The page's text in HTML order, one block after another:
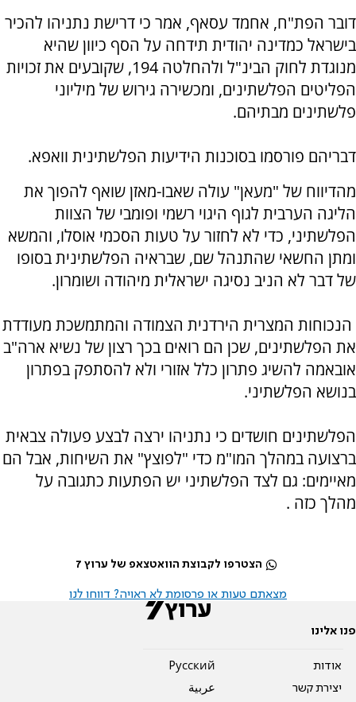
דובר הפת"ח, אחמד עסאף, אמר כי דרישת נתניהו להכיר
בישראל כמדינה יהודית תידחה על הסף כיוון שהיא
מנוגדת לחוק הבינ"ל ולהחלטה 194, שקובעים את זכויות
הפליטים הפלשתינים, ומכשירה גירוש של מיליוני
פלשתינים מבתיהם.
דבריהם פורסמו בסוכנות הידיעות הפלשתינית וואפא.
מהדיווח של "מעאן" עולה שאבו-מאזן שואף להפוך את
הליגה הערבית לגוף היגוי רשמי ופומבי של הצוות
הפלשתיני, כדי לא לחזור על טעות הסכמי אוסלו, והמשא
ומתן החשאי שהתנהל שם, שבראיה הפלשתינית בסופו
של דבר לא הניב נסיגה ישראלית מיהודה ושומרון.
הנכוחות המצרית הירדנית הצמודה והמתמשכת מעודדת
את הפלשתינים, שכן הם רואים בכך רצון של נשיא ארה"ב
אובאמה להשיג פתרון כלל אזורי ולא להסתפק בפתרון
בנושא הפלשתיני.
הפלשתינים חושדים כי נתניהו ירצה לבצע פעולה צבאית
ברצועה במהלך המו"מ כדי "לפוצץ" את השיחות, אבל הם
מאיימים: גם לצד הפלשתיני יש הפתעות כתגובה על
מהלך כזה .
הצטרפו לקבוצת הוואטצאפ של ערוץ 7
מצאתם טעות או פרסומת לא ראויה? דווחו לנו
פנו אלינו
אודות
יצירת קשר
Pусский
عربية